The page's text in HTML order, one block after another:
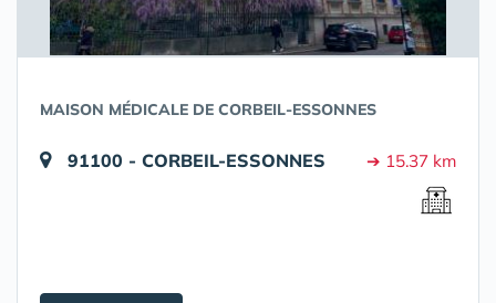
MAISON MÉDICALE DE CORBEIL-ESSONNES
91100 - CORBEIL-ESSONNES ➔ 15.37 km